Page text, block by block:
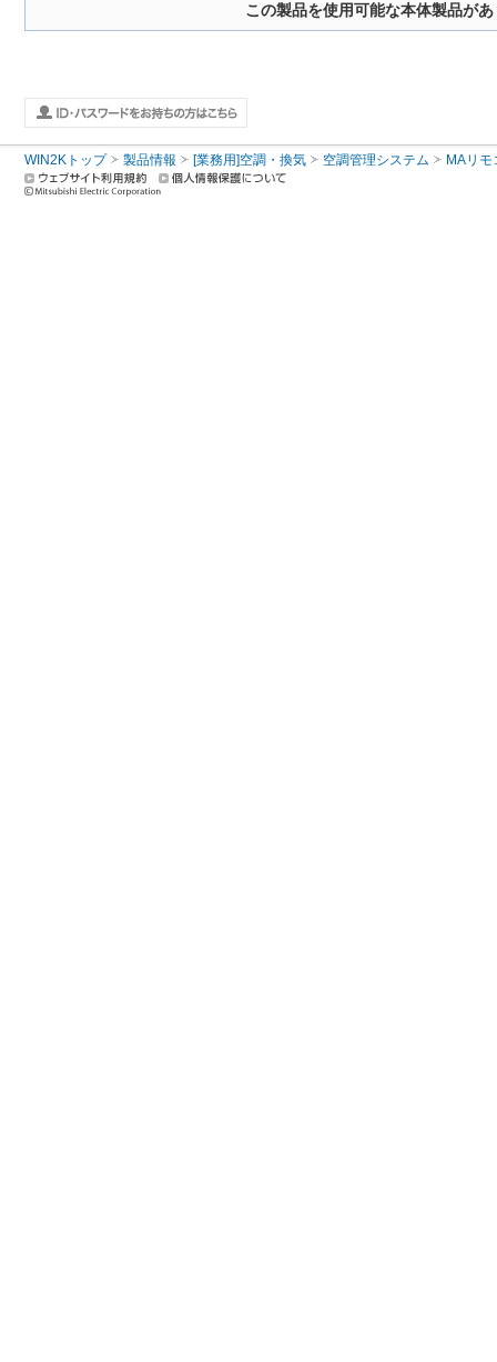
この製品を使用可能な本体製品が
WIN2Kトップ 製品情報 [業務用]空調・換気 空調管理システム MAリモ